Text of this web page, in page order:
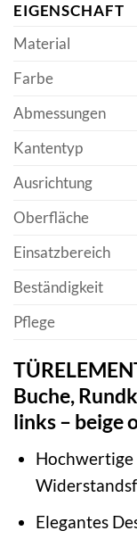
EIGENSCHAFT
Material
Farbe
Abmessungen
Kantentyp
Ausrichtung
Oberfläche
Einsatzbereich
Beständigkeit
Pflege
Buche,
links – beige
Hochwertige
Elegantes